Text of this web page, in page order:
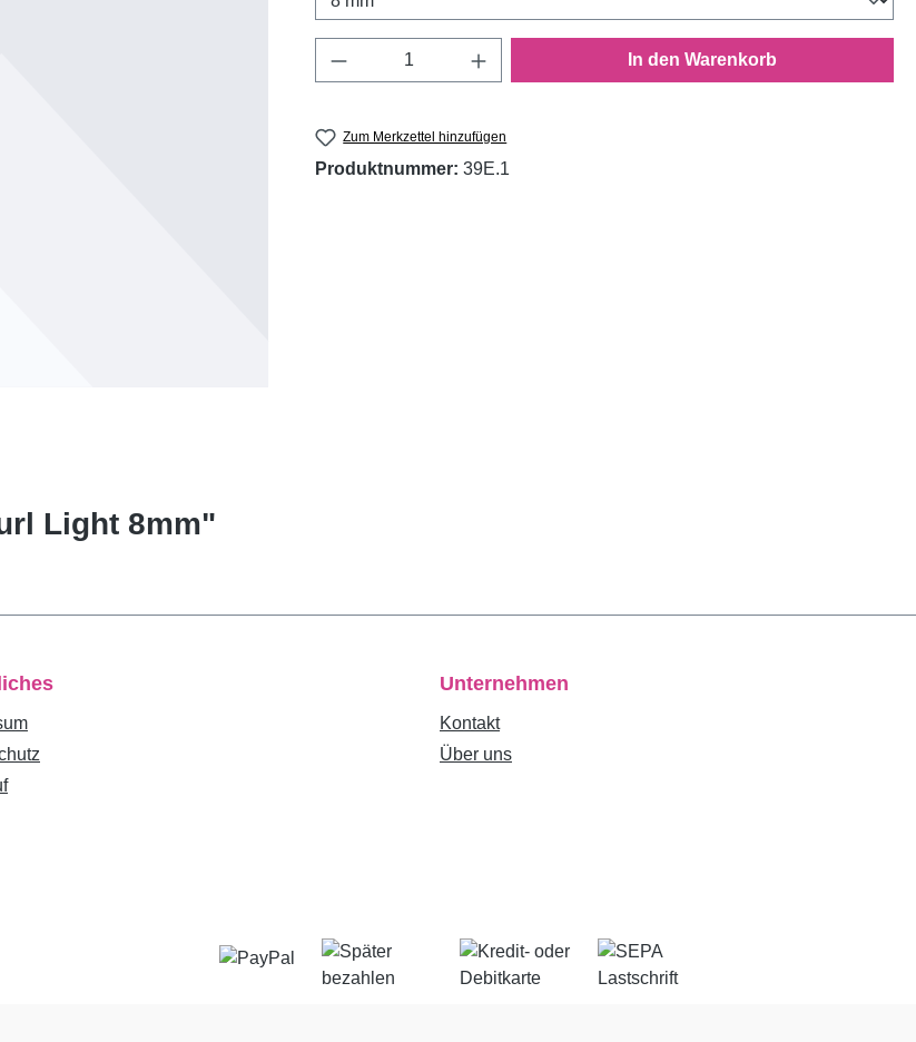
Produkt Anzahl: Gib den gewünschten Wert ein
In den Warenkorb
Zum Merkzettel hinzufügen
Produktnummer: 39E.1
Light 8mm"
Unternehmen
Kontakt
Über uns